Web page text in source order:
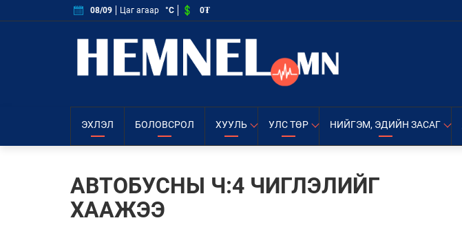
08/09 Цаг агаар °C 0₮
ЭХЛЭЛ БОЛОВСРОЛ ХУУЛЬ УЛС ТӨР НИЙГЭМ, ЭДИЙН ЗАСАГ
АВТОБУСНЫ Ч:4 ЧИГЛЭЛИЙГ
ХААЖЭЭ